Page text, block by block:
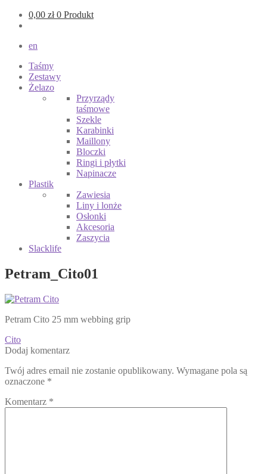
0,00 zł 0 Produkt
en
Taśmy
Zestawy
Żelazo
Przyrządy
taśmowe
Szekle
Karabinki
Maillony
Bloczki
Ringi i płytki
Napinacze
Plastik
Zawiesia
Liny i lonże
Osłonki
Akcesoria
Zaszycia
Slacklife
Petram_Cito01
Petram Cito 25 mm webbing grip
Nawigacja
wpisu
Poprzedni
wpis:
Cito
Dodaj komentarz
Twój adres email nie zostanie opublikowany. Wymagane pola są
oznaczone *
Komentarz *